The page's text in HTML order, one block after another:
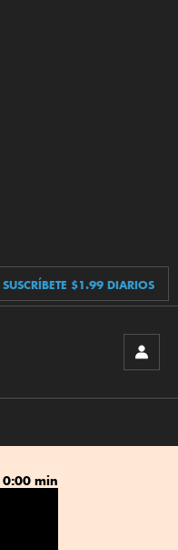
SUSCRÍBETE $1.99 DIARIOS
0:00 min